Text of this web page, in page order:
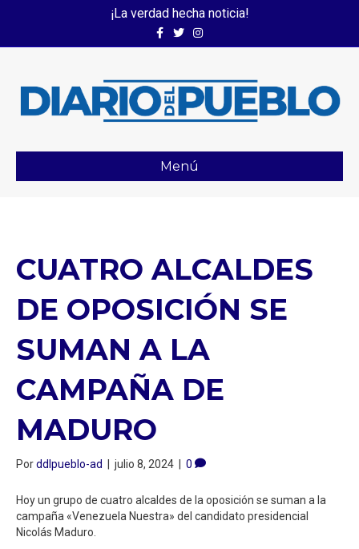
¡La verdad hecha noticia!
FacebookTwitterInstagram
Menú
CUATRO ALCALDES
DE OPOSICIÓN SE
SUMAN A LA
CAMPAÑA DE
MADURO
Porddlpueblo-ad | julio 8, 2024 | 0
Hoy un grupo de cuatro alcaldes de la oposición se suman a la
campaña «Venezuela Nuestra» del candidato presidencial
Nicolás Maduro.